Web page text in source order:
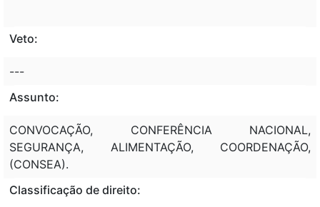
Veto:
---
Assunto:
CONVOCAÇÃO, CONFERÊNCIA NACIONAL,
SEGURANÇA, ALIMENTAÇÃO, COORDENAÇÃO,
(CONSEA).
Classificação de direito: